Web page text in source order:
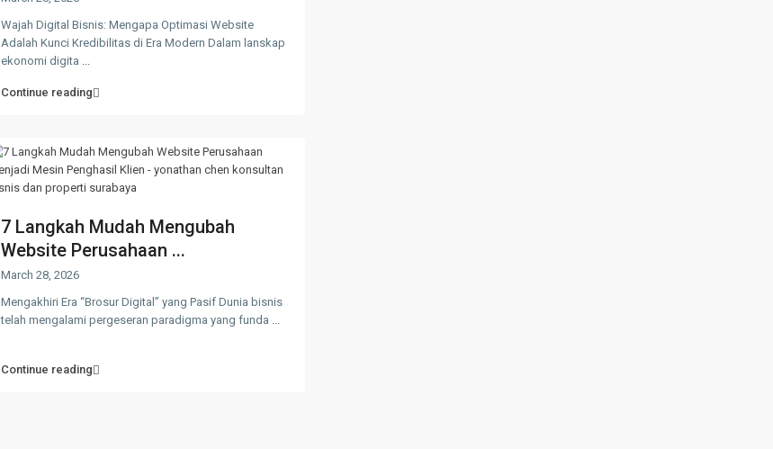
Wajah Digital Bisnis: Mengapa Optimasi Website
Adalah Kunci Kredibilitas di Era Modern Dalam lanskap
ekonomi digita ...
Continue reading
7 Langkah Mudah Mengubah
Website Perusahaan ...
March 28, 2026
Mengakhiri Era “Brosur Digital” yang Pasif Dunia bisnis
telah mengalami pergeseran paradigma yang funda ...
Continue reading